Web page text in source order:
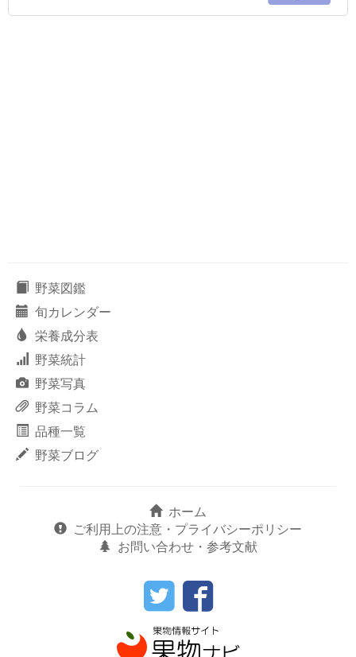
野菜図鑑
旬カレンダー
栄養成分表
野菜統計
野菜写真
野菜コラム
品種一覧
野菜ブログ
ホーム
ご利用上の注意・プライバシーポリシー
お問い合わせ・参考文献